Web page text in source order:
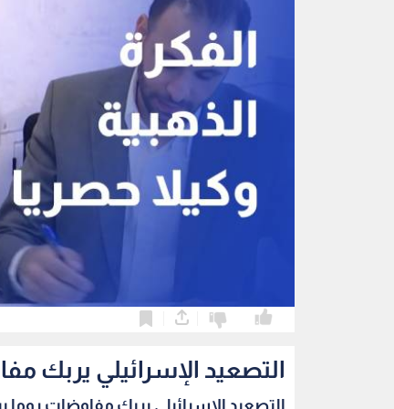
التصعيد الإسرائيلي يربك
التصعيد الإسرائيلي يربك مفاوضات روما